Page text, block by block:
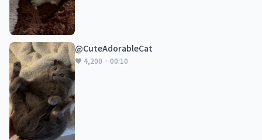
@CuteAdorableCat
♥ 4,200 · 00:10